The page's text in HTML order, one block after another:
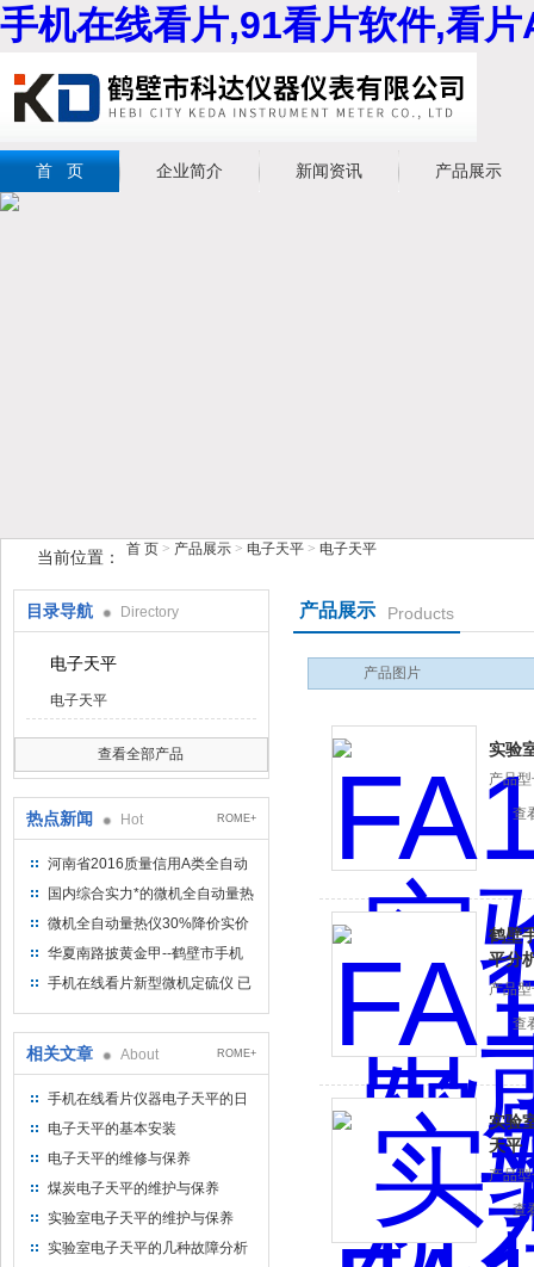
手机在线看片,91看片软件,看
首 页 企业简介 新闻资讯 产品展示
当前位置： 首 页 > 产品展示 > 电子天平 > 电子天平
目录导航 Directory
电子天平
电子天平
查看全部产品
热点新闻 Hot ROME+
河南省2016质量信用A类全自动
量热仪
国内综合实力*的微机全自动量热
仪制造企业
微机全自动量热仪30%降价实价
出售
华夏南路披黄金甲--鹤壁市手机
在线看片仪器仪表有限公司
手机在线看片新型微机定硫仪 已
相关文章 About ROME+
手机在线看片仪器电子天平的日
常养护
电子天平的基本安装
电子天平的维修与保养
煤炭电子天平的维护与保养
实验室电子天平的维护与保养
实验室电子天平的几种故障分析
产品展示 Products
产品图片
实验
产品型号
查
鹤壁
平分
产品型
查
实验
天平
产品型号
查